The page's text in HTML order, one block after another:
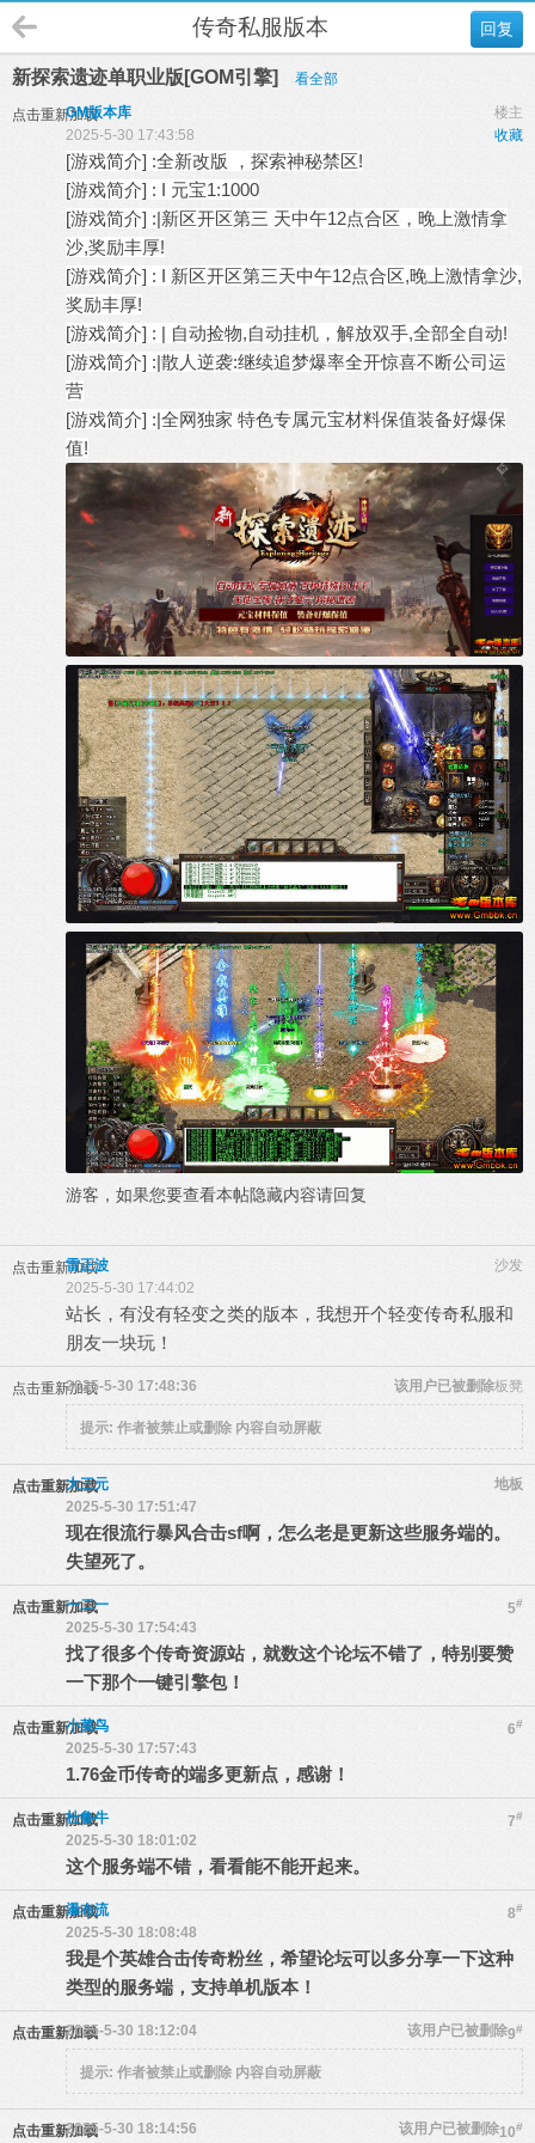
回复
传奇私服版本
新探索遗迹单职业版[GOM引擎] 看全部
点击重新加载 楼主
GM版本库
收藏
2025-5-30 17:43:58
[游戏简介] :全新改版 ，探索神秘禁区!
[游戏简介] : I 元宝1:1000
[游戏简介] :|新区开区第三 天中午12点合区，晚上激情拿
沙,奖励丰厚!
[游戏简介] : I 新区开区第三天中午12点合区,晚上激情拿沙,
奖励丰厚!
[游戏简介] : | 自动捡物,自动挂机，解放双手,全部全自动!
[游戏简介] :|散人逆袭:继续追梦爆率全开惊喜不断公司运
营
[游戏简介] :|全网独家 特色专属元宝材料保值装备好爆保
值!
游客，如果您要查看本帖隐藏内容请回复
点击重新加载 沙发
雷正波
2025-5-30 17:44:02
站长，有没有轻变之类的版本，我想开个轻变传奇私服和
朋友一块玩！
点击重新加载 板凳
该用户已被删除
2025-5-30 17:48:36
提示: 作者被禁止或删除 内容自动屏蔽
点击重新加载 地板
大三元
2025-5-30 17:51:47
现在很流行暴风合击sf啊，怎么老是更新这些服务端的。
失望死了。
点击重新加载 5#
一二一
2025-5-30 17:54:43
找了很多个传奇资源站，就数这个论坛不错了，特别要赞
一下那个一键引擎包！
点击重新加载 6#
小菜鸟
2025-5-30 17:57:43
1.76金币传奇的端多更新点，感谢！
点击重新加载 7#
杜鲁牛
2025-5-30 18:01:02
这个服务端不错，看看能不能开起来。
点击重新加载 8#
瀑布流
2025-5-30 18:08:48
我是个英雄合击传奇粉丝，希望论坛可以多分享一下这种
类型的服务端，支持单机版本！
点击重新加载 9#
该用户已被删除
2025-5-30 18:12:04
提示: 作者被禁止或删除 内容自动屏蔽
点击重新加载 10#
该用户已被删除
2025-5-30 18:14:56